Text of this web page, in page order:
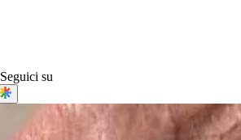
Seguici su